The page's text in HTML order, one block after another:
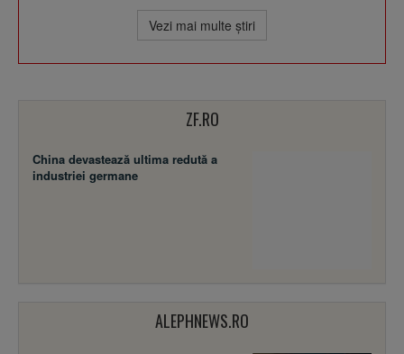
Vezi mai multe ştiri
ZF.RO
China devastează ultima redută a
industriei germane
ALEPHNEWS.RO